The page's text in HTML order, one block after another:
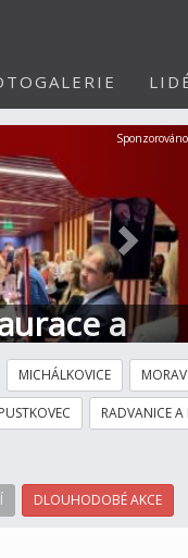
a
Další
Sponzorováno
MICHÁLKOVICE
PUSTKOVEC RADVANICE
DLOUHODOBÉ AKCE